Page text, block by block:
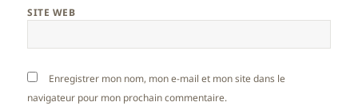
SITE WEB
Enregistrer mon nom, mon e-mail et mon site dans le
navigateur pour mon prochain commentaire.